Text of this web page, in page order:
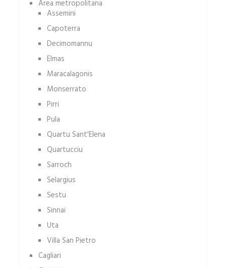
Area metropolitana
Assemini
Capoterra
Decimomannu
Elmas
Maracalagonis
Monserrato
Pirri
Pula
Quartu Sant'Elena
Quartucciu
Sarroch
Selargius
Sestu
Sinnai
Uta
Villa San Pietro
Cagliari